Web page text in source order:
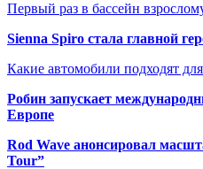
Первый раз в бассейн
Sienna Spiro стала главной
Какие автомобили подходят
Робин запускает
Европе
Rod Wave анонсировал
Tour”